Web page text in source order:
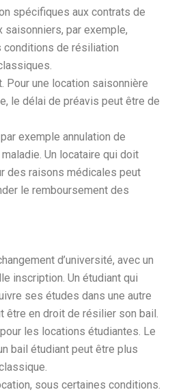
spécifiques aux contrats de
saisonniers, par exemple,
de résiliation
Pour une location saisonnière
le délai de préavis peut être de
exemple annulation de
Un locataire qui doit
des raisons médicales peut
le remboursement des
d’université, avec un
inscription. Un étudiant qui
ses études dans une autre
être en droit de résilier son bail.
les locations étudiantes. Le
bail étudiant peut être plus
sous certaines conditions.